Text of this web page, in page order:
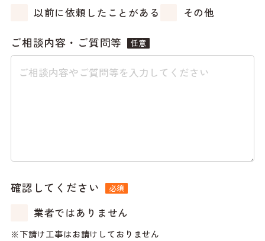
以前に依頼したことがある その他
ご相談内容・ご質問等 任意
確認してください 必須
業者ではありません
下請け工事はお請けしておりません